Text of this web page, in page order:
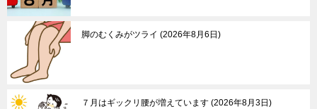
脚のむくみがツライ 2026年8月6日
７月はギックリ腰が増えています 2026年8月3日